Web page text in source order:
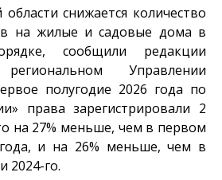
снижается количество
на жилые и садовые дома в
сообщили редакции
Управлении
полугодие 2026 года по
права зарегистрировали 2
на 27% меньше, чем в первом
и на 26% меньше, чем в
2024-го.